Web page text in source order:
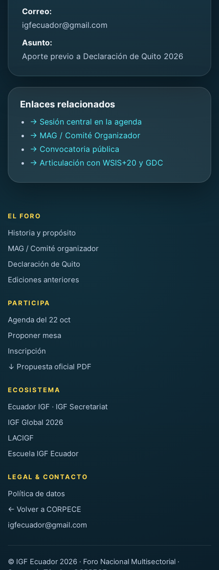
Correo:
igfecuador@gmail.com
Asunto:
Aporte previo a Declaración de Quito 2026
Enlaces relacionados
→ Sesión central en la agenda
→ MAG / Comité Organizador
→ Convocatoria pública
→ Articulación con WSIS+20 y GDC
EL FORO
Historia y propósito
MAG / Comité organizador
Declaración de Quito
Ediciones anteriores
PARTICIPA
Agenda del 22 oct
Proponer mesa
Inscripción
↓ Propuesta oficial PDF
ECOSISTEMA
Ecuador IGF · IGF Secretariat
IGF Global 2026
LACIGF
Escuela IGF Ecuador
LEGAL & CONTACTO
Política de datos
← Volver a CORPECE
igfecuador@gmail.com
© IGF Ecuador 2026 · Foro Nacional Multisectorial ·